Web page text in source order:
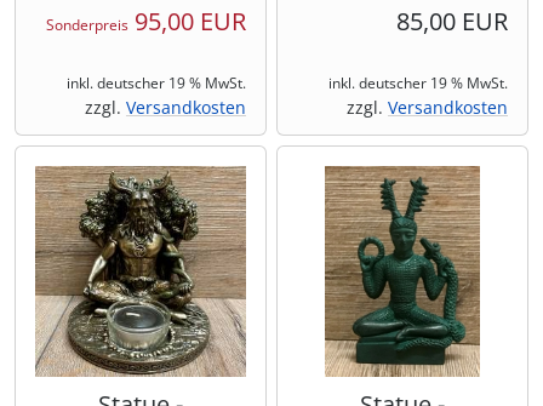
Sonderpreis 95,00 EUR
inkl. deutscher 19 % MwSt.
zzgl. Versandkosten
85,00 EUR
inkl. deutscher 19 % MwSt.
zzgl. Versandkosten